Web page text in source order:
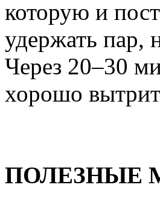
которую и
удержать пар,
Через 20–30
хорошо
ПОЛЕЗНЫЕ